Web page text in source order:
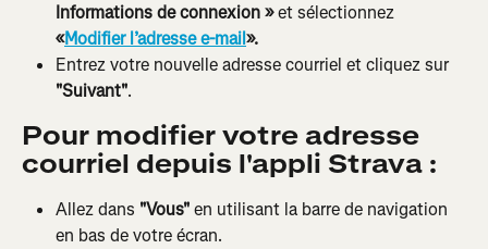
Informations de connexion » et sélectionnez
«Modifier l’adresse e-mail».
Entrez votre nouvelle adresse courriel et cliquez sur
"Suivant".
Pour modifier votre adresse
courriel depuis l'appli Strava :
Allez dans "Vous" en utilisant la barre de navigation
en bas de votre écran.